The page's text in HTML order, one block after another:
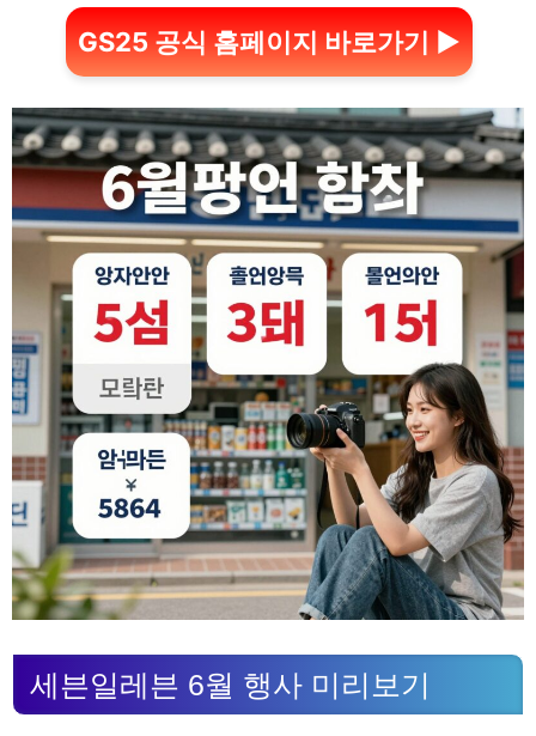
GS25 공식 홈페이지 바로가기 ▶
세븐일레븐 6월 행사 미리보기